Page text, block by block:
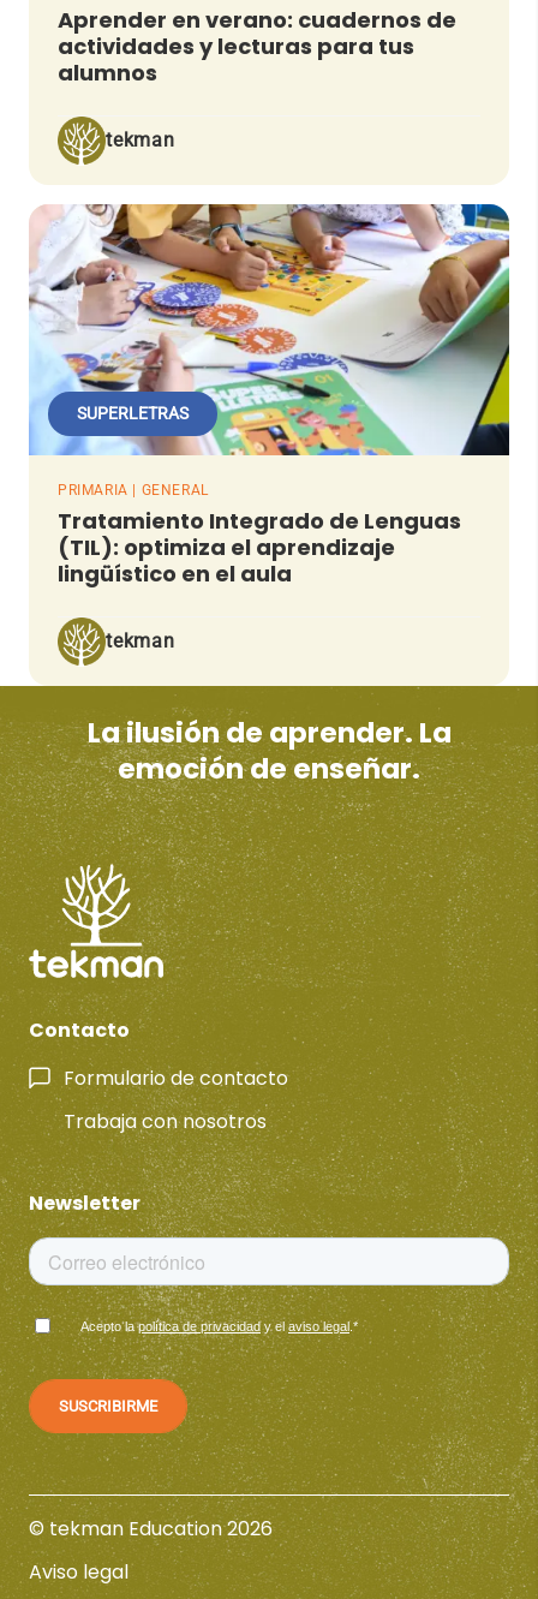
Aprender en verano: cuadernos de
actividades y lecturas para tus
alumnos
tekman
SUPERLETRAS
PRIMARIA | GENERAL
Tratamiento Integrado de Lenguas
(TIL): optimiza el aprendizaje
lingüístico en el aula
tekman
La ilusión de aprender. La
emoción de enseñar.
Contacto
Formulario de contacto
Trabaja con nosotros
Newsletter
Acepto lapolítica de privacidady el aviso legal.*
© tekman Education 2026
Aviso legal